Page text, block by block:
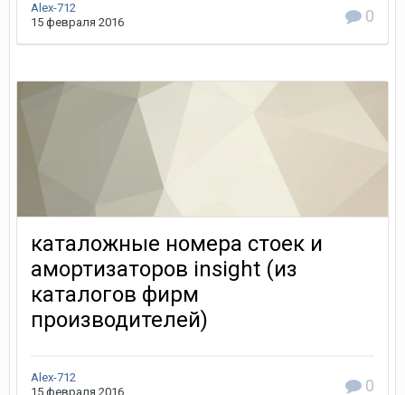
Alex-712
15 февраля 2016
0
каталожные номера стоек и
амортизаторов insight (из
каталогов фирм
производителей)
Alex-712
15 февраля 2016
0